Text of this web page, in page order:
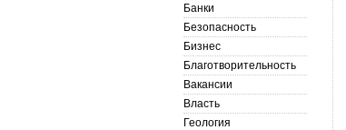
Банки
Безопасность
Бизнес
Благотворительность
Вакансии
Власть
Геология